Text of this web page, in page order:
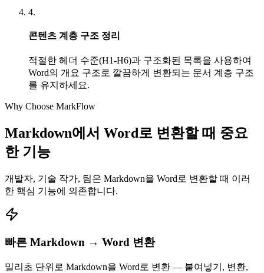
4.
콘텐츠 계층 구조 정리
적절한 헤더 수준(H1-H6)과 구조화된 목록을 사용하여
Word의 개요 구조로 깔끔하게 변환되는 문서 계층 구조
를 유지하세요.
Why Choose MarkFlow
Markdown에서 Word로 변환할 때 중요
한 기능
개발자, 기술 작가, 팀은 Markdown을 Word로 변환할 때 이러
한 핵심 기능에 의존합니다.
빠른 Markdown → Word 변환
밀리초 단위로 Markdown을 Word로 변환 — 붙여넣기, 변환,